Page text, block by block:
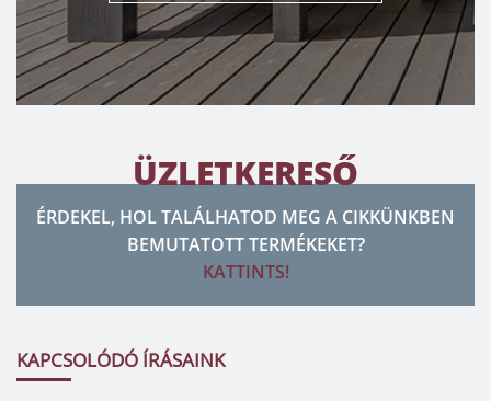
ÜZLETKERESŐ
ÉRDEKEL, HOL TALÁLHATOD MEG A CIKKÜNKBEN
BEMUTATOTT TERMÉKEKET?
KATTINTS!
KAPCSOLÓDÓ ÍRÁSAINK